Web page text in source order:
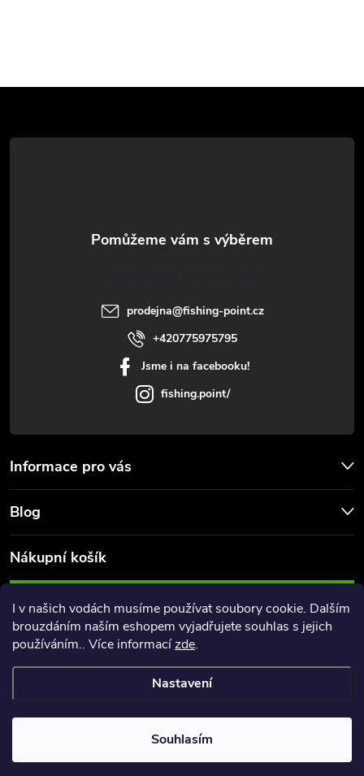
I v našich vodách musíme používat soubory cookie. Dalším
brouzdáním naším eshopem vyjadřujete souhlas s jejich
používáním.. Více informacízde.
Nastavení
Souhlasím
á
prodejna@fishing-point.cz
+420775975795
Jsme i na facebooku!
fishing.point/
Informace pro vás
Blog
Nákupní košík
Copyright 2026FishingPoint. Všechna práva vyhrazena.